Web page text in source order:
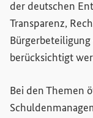
der deutschen
Transparenz,
Bürgerbeteiligung
berücksichtigt
Bei den Themen